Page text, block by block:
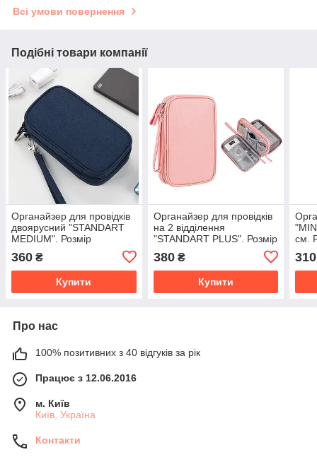
Всі умови повернення
Подібні товари компанії
Органайзер для провідків
двоярусний "STANDART
MEDIUM". Розмір
360 ₴
Купити
Органайзер для провідків
на 2 відділення
"STANDART PLUS". Розмір
380₴
Купити
см.
310
Про нас
100% позитивних з 40 відгуків за рік
Працює з 12.06.2016
м. Київ
Київ, Україна
Контакти